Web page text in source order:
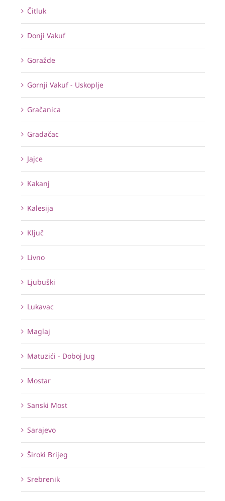
Čitluk
Donji Vakuf
Goražde
Gornji Vakuf - Uskoplje
Gračanica
Gradačac
Jajce
Kakanj
Kalesija
Ključ
Livno
Ljubuški
Lukavac
Maglaj
Matuzići - Doboj Jug
Mostar
Sanski Most
Sarajevo
Široki Brijeg
Srebrenik